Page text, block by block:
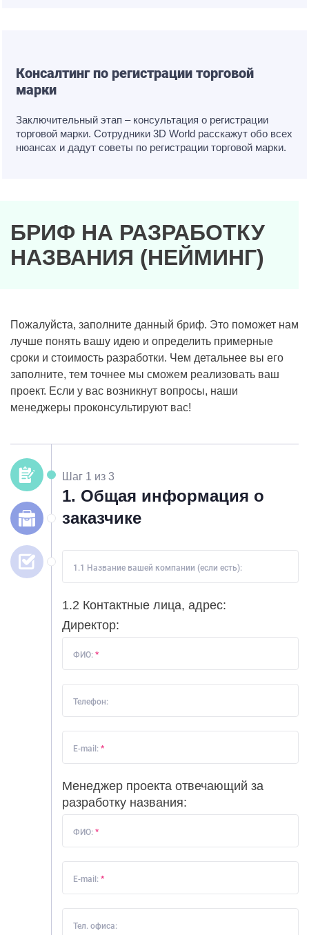
Консалтинг по регистрации торговой
марки
Заключительный этап – консультация о регистрации
торговой марки. Сотрудники 3D World расскажут обо всех
нюансах и дадут советы по регистрации торговой марки.
БРИФ НА РАЗРАБОТКУ
НАЗВАНИЯ (НЕЙМИНГ)
Пожалуйста, заполните данный бриф. Это поможет нам
лучше понять вашу идею и определить примерные
сроки и стоимость разработки. Чем детальнее вы его
заполните, тем точнее мы сможем реализовать ваш
проект. Если у вас возникнут вопросы, наши
менеджеры проконсультируют вас!
Шаг 1 из 3
1. Общая информация о
заказчике
1.1 Название вашей компании (если есть):
1.2 Контактные лица, адрес:
Директор:
ФИО: *
Телефон:
E-mail: *
Менеджер проекта отвечающий за
разработку названия:
ФИО: *
E-mail: *
Тел. офиса: